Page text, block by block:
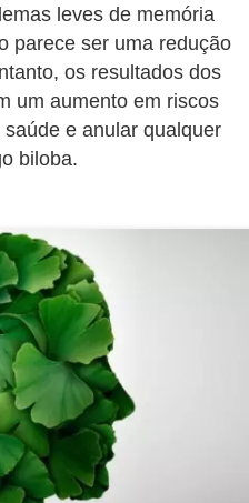
leves de memória
parece ser uma redução
os resultados dos
um aumento em riscos
e anular qualquer
biloba.